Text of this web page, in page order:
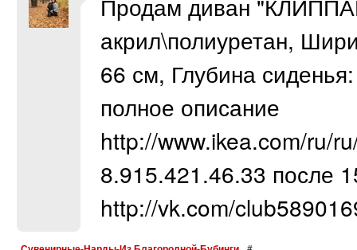
Продам диван
акрил\полиуретан,
66 см, Глубина
полное описание
http://www.ikea.com/ru/
8.915.421.46.33 после
http://vk.com/